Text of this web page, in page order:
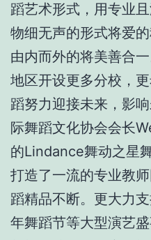
蹈艺术形式，用专业
物细无声的形式将爱
由内而外的将美善合
地区开设更多分校，
蹈努力迎接未来，影
际舞蹈文化协会会长
的Lindance舞动之星
打造了一流的专业教
蹈精品不断。更大力
年舞蹈节等大型演艺